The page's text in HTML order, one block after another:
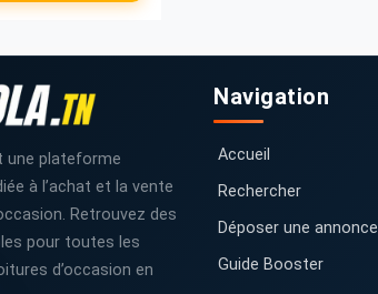
une plateforme
à l’achat et la vente
Retrouvez des
pour toutes les
d’occasion en
Navigation
Accueil
Rechercher
Déposer une annonce
Guide Booster